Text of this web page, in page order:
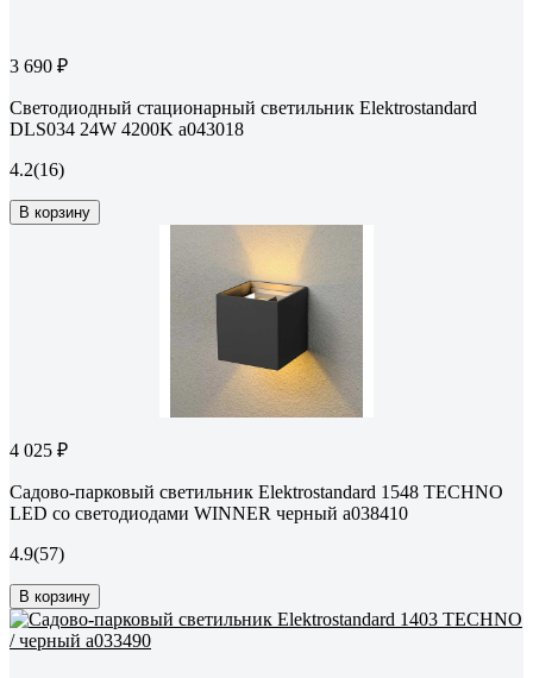
3 690 ₽
Светодиодный стационарный светильник Elektrostandard
DLS034 24W 4200K a043018
4.2(16)
В корзину
4 025 ₽
Садово-парковый светильник Elektrostandard 1548 TECHNO
LED со светодиодами WINNER черный a038410
4.9(57)
В корзину